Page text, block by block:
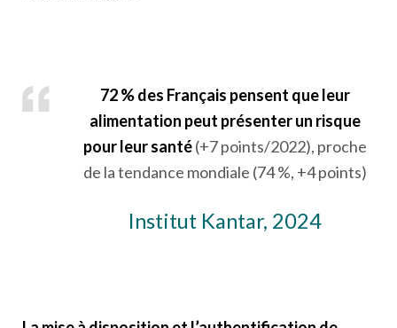
72 % des Français pensent que leur
alimentation peut présenter un risque
pour leur santé(+7 points/2022), proche
de la tendance mondiale (74 %, +4 points)
Institut Kantar, 2024